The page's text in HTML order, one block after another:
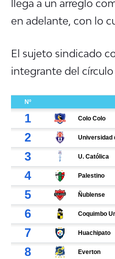
llega a un arreglo
en adelante, con lo
El sujeto sindicado
integrante del